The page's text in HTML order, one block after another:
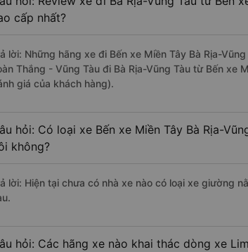
cấp nhất?
lời: Những hãng xe đi Bến xe Miền Tây Bà Rịa-
Thắng - Vũng Tàu đi Bà Rịa-Vũng Tàu từ Bến
giá của khách hàng).
hỏi: Có loại xe Bến xe Miền Tây Bà Rịa-
không?
lời: Hiện tại chưa có nhà xe nào có loại xe giường
hỏi: Các hãng xe nào khai thác dòng xe